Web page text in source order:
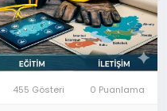
455 Gösteri 0 Puanlama